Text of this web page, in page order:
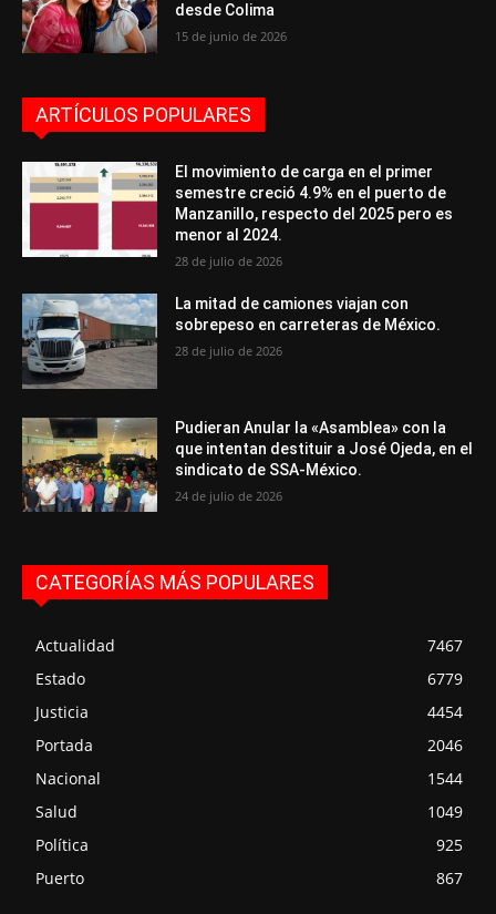
desde Colima
15 de junio de 2026
ARTÍCULOS POPULARES
El movimiento de carga en el primer
semestre creció 4.9% en el puerto de
Manzanillo, respecto del 2025 pero es
menor al 2024.
28 de julio de 2026
La mitad de camiones viajan con
sobrepeso en carreteras de México.
28 de julio de 2026
Pudieran Anular la «Asamblea» con la
que intentan destituir a José Ojeda, en el
sindicato de SSA-México.
24 de julio de 2026
CATEGORÍAS MÁS POPULARES
Actualidad
7467
Estado
6779
Justicia
4454
Portada
2046
Nacional
1544
Salud
1049
Política
925
Puerto
867